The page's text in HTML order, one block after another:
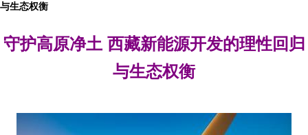
与生态权衡
守护高原净土 西藏新能源开发的理性回归
与生态权衡